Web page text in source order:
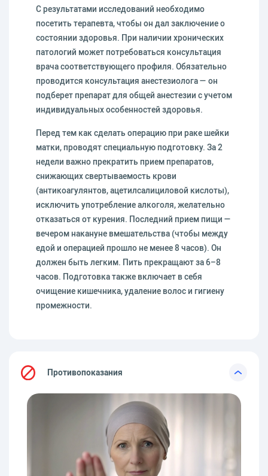
С результатами исследований необходимо
посетить терапевта, чтобы он дал заключение о
состоянии здоровья. При наличии хронических
патологий может потребоваться консультация
врача соответствующего профиля. Обязательно
проводится консультация анестезиолога — он
подберет препарат для общей анестезии с учетом
индивидуальных особенностей здоровья.
Перед тем как сделать операцию при раке шейки
матки, проводят специальную подготовку. За 2
недели важно прекратить прием препаратов,
снижающих свертываемость крови
(антикоагулянтов, ацетилсалициловой кислоты),
исключить употребление алкоголя, желательно
отказаться от курения. Последний прием пищи —
вечером накануне вмешательства (чтобы между
едой и операцией прошло не менее 8 часов). Он
должен быть легким. Пить прекращают за 6–8
часов. Подготовка также включает в себя
очищение кишечника, удаление волос и гигиену
промежности.
Противопоказания